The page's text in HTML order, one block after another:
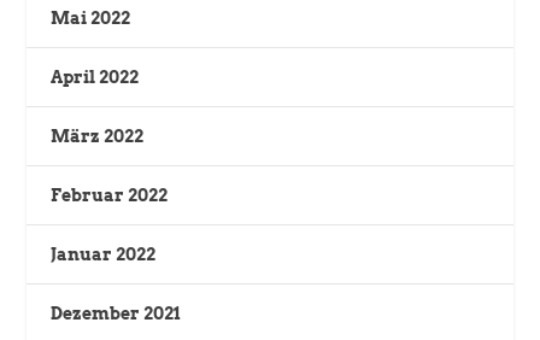
Mai 2022
April 2022
März 2022
Februar 2022
Januar 2022
Dezember 2021